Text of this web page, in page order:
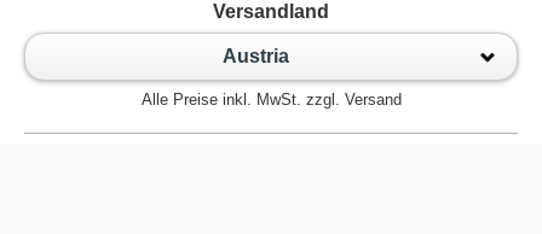
Versandland
Austria
Alle Preise inkl. MwSt. zzgl. Versand